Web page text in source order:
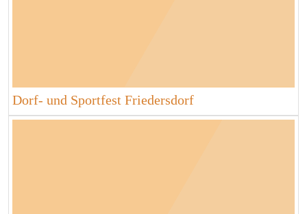
Dorf- und Sportfest Friedersdorf